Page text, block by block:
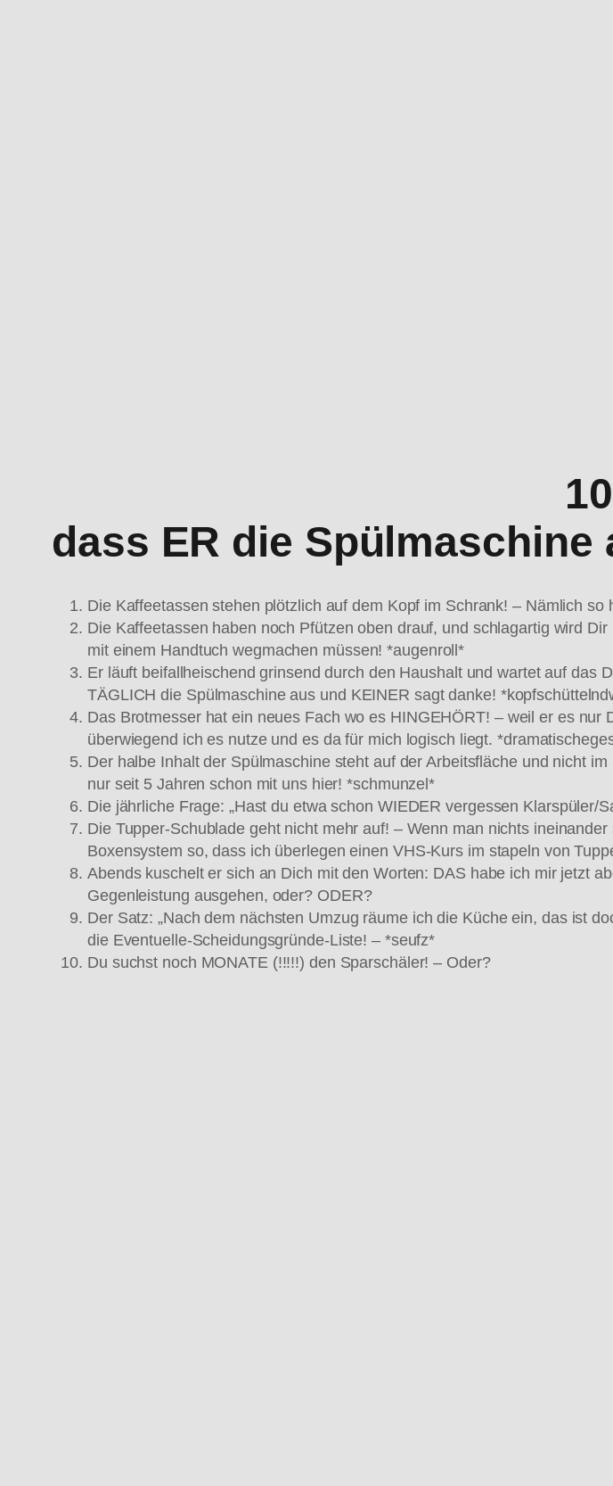
dass ER die Spülmaschine
Die Kaffeetassen stehen plötzlich auf dem Kopf im Schrank! – Nämlich
Die Kaffeetassen haben noch Pfützen oben drauf, und schlagartig wird
mit einem Handtuch wegmachen müssen! *augenroll*
Er läuft beifallheischend grinsend durch den Haushalt und wartet auf das
TÄGLICH die Spülmaschine aus und KEINER sagt danke!
Das Brotmesser hat ein neues Fach wo es HINGEHÖRT! – weil er es
überwiegend ich es nutze und es da für mich logisch liegt.
Der halbe Inhalt der Spülmaschine steht auf der Arbeitsfläche und nicht
nur seit 5 Jahren schon mit uns hier! *schmunzel*
Die jährliche Frage: „Hast du etwa schon WIEDER vergessen
Die Tupper-Schublade geht nicht mehr auf! – Wenn man nichts
Boxensystem so, dass ich überlegen einen VHS-Kurs im stapeln von
Abends kuschelt er sich an Dich mit den Worten: DAS habe ich mir jetzt
Gegenleistung ausgehen, oder? ODER?
Der Satz: „Nach dem nächsten Umzug räume ich die Küche ein, das ist
die Eventuelle-Scheidungsgründe-Liste! – *seufz*
Du suchst noch MONATE (!!!!!) den Sparschäler! – Oder?